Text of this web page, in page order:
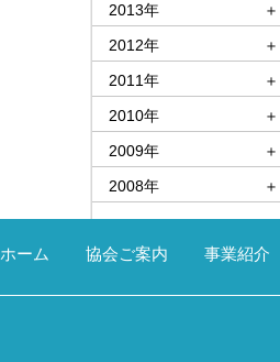
2013年
＋
2012年
＋
2011年
＋
2010年
＋
2009年
＋
2008年
＋
ホーム 協会ご案内 事業紹介